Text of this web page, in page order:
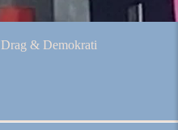
Drag & Demokrati